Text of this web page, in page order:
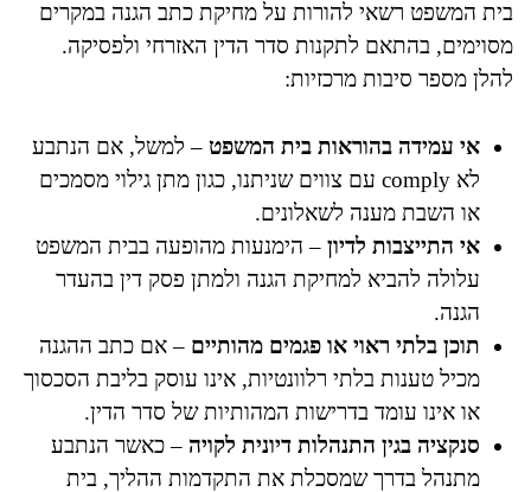
בית המשפט רשאי להורות על מחיקת כתב הגנה במקרים
מסוימים, בהתאם לתקנות סדר הדין האזרחי ולפסיקה.
להלן מספר סיבות מרכזיות:
אי עמידה בהוראות בית המשפט – למשל, אם הנתבע
לא comply עם צווים שניתנו, כגון מתן גילוי מסמכים
או השבת מענה לשאלונים.
אי התייצבות לדיון – הימנעות מהופעה בבית המשפט
עלולה להביא למחיקת הגנה ולמתן פסק דין בהעדר
הגנה.
תוכן בלתי ראוי או פגמים מהותיים – אם כתב ההגנה
מכיל טענות בלתי רלוונטיות, אינו עוסק בליבת הסכסוך
או אינו עומד בדרישות המהותיות של סדר הדין.
סנקציה בגין התנהלות דיונית לקויה – כאשר הנתבע
מתנהל בדרך שמסכלת את התקדמות ההליך, בית